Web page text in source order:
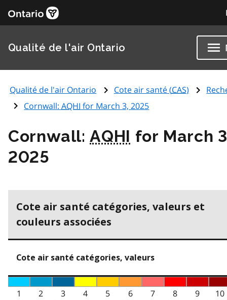
Qualité de l'air Ontario
Qualité de l'air Ontario Cote air santé (CAS)
Cornwall:AQHI for March 3, 2025
Cornwall:AQHI for March
2025
Cote air santé catégories, valeurs et
couleurs associées
Cote air santé catégories, valeurs
1 2 3 4 5 6 7 8 9
10